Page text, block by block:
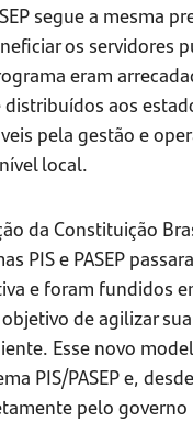
segue a mesma
os servidores
eram
aos
pela gestão e
local.
da Constituição
PIS e PASEP
e foram fundidos
de agilizar
Esse novo
PIS/PASEP e,
pelo governo